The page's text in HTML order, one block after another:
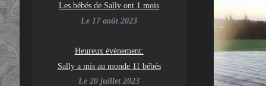
Les bébés de Sally ont 1 mois
Le 17 août 2023
Heureux évènement:
Sally a mis au monde 11 bébés
Le 20 juillet 2023